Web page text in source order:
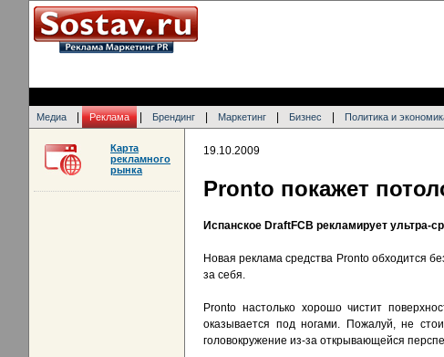
Медиа Реклама Брендинг Маркетинг Бизнес Политика и
19.10.2009
Pronto покажет
Испанское DraftFCB рекламирует ультра-
Новая реклама средства Pronto обходится
за себя.
Pronto настолько хорошо чистит
оказывается под ногами. Пожалуй, не
головокружение из-за открывающейся
Карта
рекламного
рынка